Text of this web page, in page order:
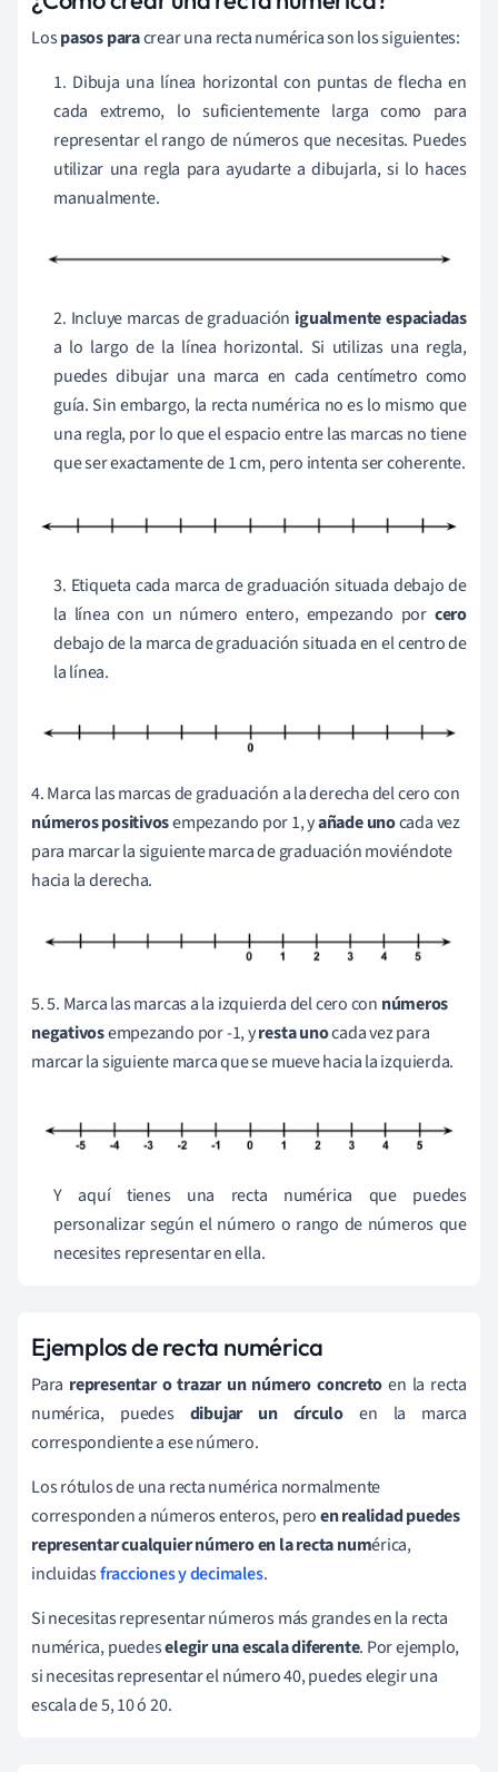
Lospasos paracrear una recta numérica son los siguientes:
1. Dibuja una línea horizontal con puntas de flecha en
cada extremo, lo suficientemente larga como para
representar el rango de números que necesitas. Puedes
utilizar una regla para ayudarte a dibujarla, si lo haces
manualmente.
2. Incluye marcas de graduación igualmente espaciadas
a lo largo de la línea horizontal. Si utilizas una regla,
puedes dibujar una marca en cada centímetro como
guía. Sin embargo, la recta numérica no es lo mismo que
una regla, por lo que el espacio entre las marcas no tiene
que ser exactamente de 1 cm, pero intenta ser coherente.
3. Etiqueta cada marca de graduación situada debajo de
la línea con un número entero, empezando por cero
debajo de la marca de graduación situada en el centro de
la línea.
4. Marca las marcas de graduación a la derecha del cero con
números positivosempezando por 1, yañade unocada vez
para marcar la siguiente marca de graduación moviéndote
hacia la derecha.
5. 5. Marca las marcas a la izquierda del cero con números
negativosempezando por -1, yresta unocada vez para
marcar la siguiente marca que se mueve hacia la izquierda.
Y aquí tienes una recta numérica que puedes
personalizar según el número o rango de números que
necesites representar en ella.
Ejemplos de recta numérica
Para representar o trazar un número concreto en la recta
numérica, puedes
dibujar un círculo
en la marca
correspondiente a ese número.
Los rótulos de una recta numérica normalmente
corresponden a números enteros, peroen realidad puedes
representar cualquier número en la recta numérica,
incluidasfracciones y decimales.
Si necesitas representar números más grandes en la recta
numérica, puedeselegir una escala diferente. Por ejemplo,
si necesitas representar el número 40, puedes elegir una
escala de 5, 10 ó 20.